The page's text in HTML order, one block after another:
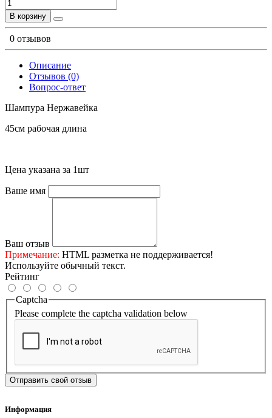
В корзину
0 отзывов
Описание
Отзывов (0)
Вопрос-ответ
Шампура Нержавейка
45см рабочая длина
Цена указана за 1шт
Ваше имя
Ваш отзыв
Примечание: HTML разметка не поддерживается!
Используйте обычный текст.
Рейтинг
Captcha
Please complete the captcha validation below
Отправить свой отзыв
Информация